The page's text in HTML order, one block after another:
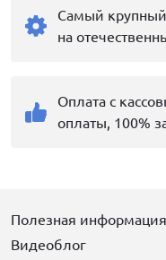
Самый крупный
на
Оплата с
оплаты, 100%
Полезная
Видеоблог